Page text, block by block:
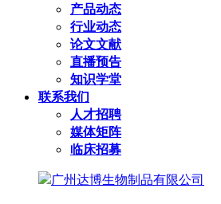
产品动态
行业动态
论文文献
直播预告
知识学堂
联系我们
人才招聘
媒体矩阵
临床招募